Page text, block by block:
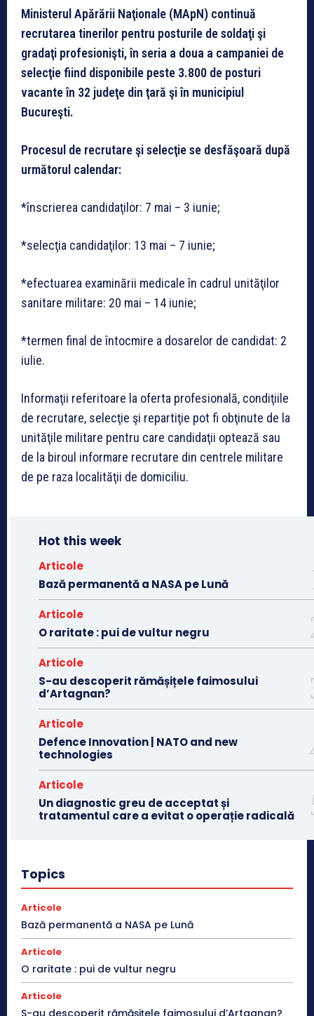
Ministerul Apărării Naţionale (MApN) continuă
recrutarea tinerilor pentru posturile de soldaţi şi
gradaţi profesionişti, în seria a doua a campaniei de
selecţie fiind disponibile peste 3.800 de posturi
vacante în 32 judeţe din ţară şi în municipiul
Bucureşti.
Procesul de recrutare şi selecţie se desfăşoară după
următorul calendar:
*înscrierea candidaţilor: 7 mai – 3 iunie;
*selecţia candidaţilor: 13 mai – 7 iunie;
*efectuarea examinării medicale în cadrul unităţilor
sanitare militare: 20 mai – 14 iunie;
*termen final de întocmire a dosarelor de candidat: 2
iulie.
Informaţii referitoare la oferta profesională, condiţiile
de recrutare, selecţie şi repartiţie pot fi obţinute de la
unităţile militare pentru care candidaţii optează sau
de la biroul informare recrutare din centrele militare
de pe raza localităţii de domiciliu.
Hot this week
Articole
Bază permanentă a NASA pe Lună
Articole
O raritate : pui de vultur negru
Articole
S-au descoperit rămășițele faimosului
d’Artagnan?
Articole
Defence Innovation | NATO and new
technologies
Articole
Un diagnostic greu de acceptat și
tratamentul care a evitat o operație radicală
Topics
Articole
Bază permanentă a NASA pe Lună
Articole
O raritate : pui de vultur negru
Articole